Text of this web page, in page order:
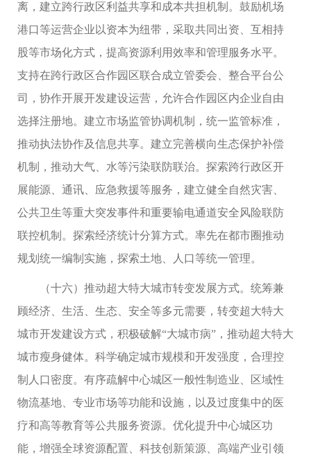
离，建立跨行政区利益共享和成本共担机制。鼓励机场
港口等运营企业以资本为纽带，采取共同出资、互相持
股等市场化方式，提高资源利用效率和管理服务水平。
支持在跨行政区合作园区联合成立管委会、整合平台公
司，协作开展开发建设运营，允许合作园区内企业自由
选择注册地。建立市场监管协调机制，统一监管标准，
推动执法协作及信息共享。建立完善横向生态保护补偿
机制，推动大气、水等污染联防联治。探索跨行政区开
展能源、通讯、应急救援等服务，建立健全自然灾害、
公共卫生等重大突发事件和重要输电通道安全风险联防
联控机制。探索经济统计分算方式。率先在都市圈推动
规划统一编制实施，探索土地、人口等统一管理。
（十六）推动超大特大城市转变发展方式。统筹兼
顾经济、生活、生态、安全等多元需要，转变超大特大
城市开发建设方式，积极破解“大城市病”，推动超大特大
城市瘦身健体。科学确定城市规模和开发强度，合理控
制人口密度。有序疏解中心城区一般性制造业、区域性
物流基地、专业市场等功能和设施，以及过度集中的医
疗和高等教育等公共服务资源。优化提升中心城区功
能，增强全球资源配置、科技创新策源、高端产业引领